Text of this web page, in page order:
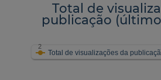
Total de
publicação
Total de visualizações da
2